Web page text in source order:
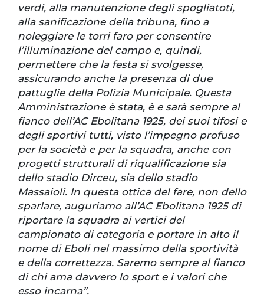
verdi, alla manutenzione degli spogliatoti,
alla sanificazione della tribuna, fino a
noleggiare le torri faro per consentire
l’illuminazione del campo e, quindi,
permettere che la festa si svolgesse,
assicurando anche la presenza di due
pattuglie della Polizia Municipale. Questa
Amministrazione è stata, è e sarà sempre al
fianco dell’AC Ebolitana 1925, dei suoi tifosi e
degli sportivi tutti, visto l’impegno profuso
per la società e per la squadra, anche con
progetti strutturali di riqualificazione sia
dello stadio Dirceu, sia dello stadio
Massaioli. In questa ottica del fare, non dello
sparlare, auguriamo all’AC Ebolitana 1925 di
riportare la squadra ai vertici del
campionato di categoria e portare in alto il
nome di Eboli nel massimo della sportività
e della correttezza. Saremo sempre al fianco
di chi ama davvero lo sport e i valori che
esso incarna”.